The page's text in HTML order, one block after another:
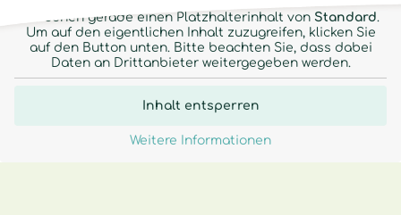
Sie sehen gerade einen Platzhalterinhalt von Standard.
Um auf den eigentlichen Inhalt zuzugreifen, klicken Sie
auf den Button unten. Bitte beachten Sie, dass dabei
Daten an Drittanbieter weitergegeben werden.
Inhalt entsperren
Weitere Informationen